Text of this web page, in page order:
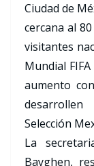
Ciudad de
cercana al
visitantes
Mundial
aumento
Selección
La
Bayghen,